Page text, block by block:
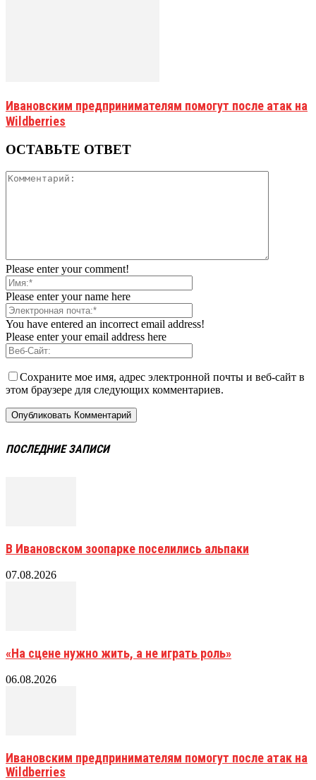
Ивановским предпринимателям помогут после атак на
Wildberries
ОСТАВЬТЕ ОТВЕТ
Please enter your comment!
Please enter your name here
You have entered an incorrect email address!
Please enter your email address here
Сохраните мое имя, адрес электронной почты и веб-сайт в
этом браузере для следующих комментариев.
ПОСЛЕДНИЕ ЗАПИСИ
В Ивановском зоопарке поселились альпаки
07.08.2026
«На сцене нужно жить, а не играть роль»
06.08.2026
Ивановским предпринимателям помогут после атак на
Wildberries